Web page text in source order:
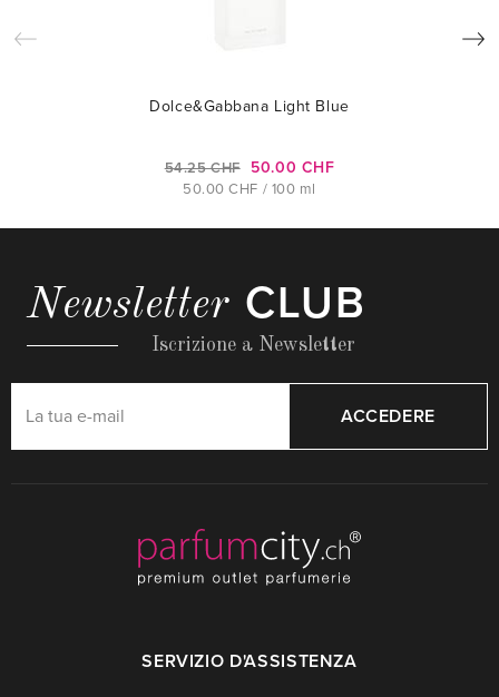
Dolce&Gabbana Light Blue
54.25 CHF 50.00 CHF
50.00 CHF / 100 ml
Newsletter CLUB
Iscrizione a Newsletter
ACCEDERE
SERVIZIO D'ASSISTENZA